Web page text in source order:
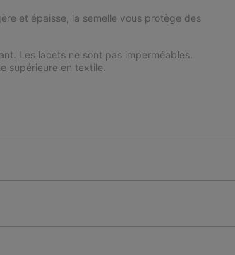
et épaisse, la semelle vous protège des
Les lacets ne sont pas imperméables.
supérieure en textile.